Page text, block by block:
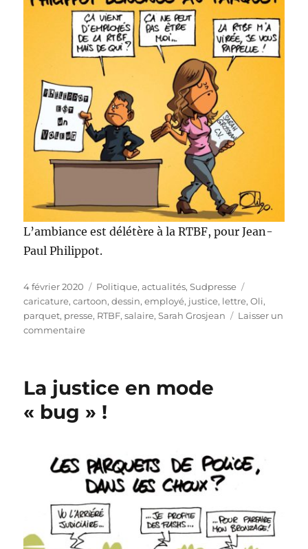
L’ambiance est délétère à la RTBF, pour Jean-
Paul Philippot.
Publié
le
4 février 2020 Catégories
Politique, actualités,Sudpresse
caricature,cartoon,dessin,employé, justice, lettre,Oli,
parquet, presse, RTBF,salaire,Sarah Grosjean
Laisser un
commentairesur
parquet
La justice en mode
« bug » !